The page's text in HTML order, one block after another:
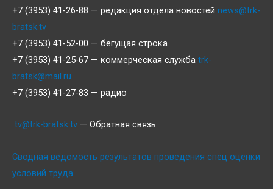
+7 (3953) 41-26-88 — редакция отдела новостей news@trk-
bratsk.tv
+7 (3953) 41-52-00 — бегущая строка
+7 (3953) 41-25-67 — коммерческая служба trk-
bratsk@mail.ru
+7 (3953) 41-27-83 — радио
tv@trk-bratsk.tv — Обратная связь
Сводная ведомость результатов проведения спец оценки
условий труда